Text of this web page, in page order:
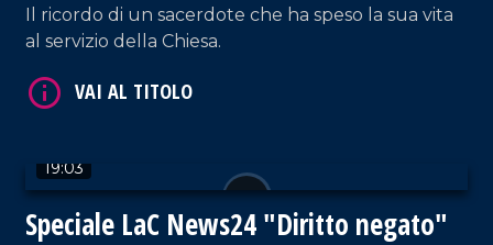
Il ricordo di un sacerdote che ha speso la sua vita
al servizio della Chiesa.
19:03
Speciale LaC News24 "Diritto negato"
VAI AL TITOLO